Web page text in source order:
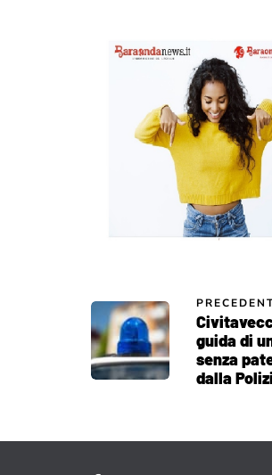
guida di
senza
dalla